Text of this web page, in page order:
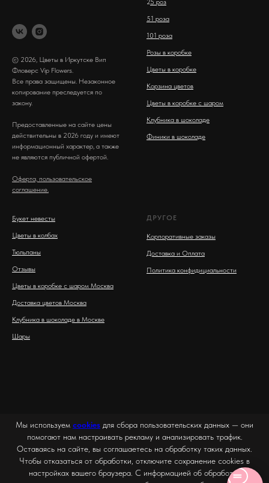
© 2026, Цветы в Иркутске Вип
Фловерс Vip Flowers.
Все права защищены. Незаконное
копирование преследуется по
закону.
Предоставленные на сайте цены
действительны в 2026 году и имеют
информационный характер, а также
не являются публичной офертой.
Оферта, пользовательское
соглашение.
25 роз
51 роза
101 роза
Розы в коробке
Цветы в коробке
Корзина цветов
Цветы в коробке с шаром
Клубника в шоколаде
Финики в шоколаде
Букет невесты
Цветы в колбах
Тюльпаны
Отзывы
Цветы в коробке с шаром Москва
Доставка цветов Москва
Клубника в шоколаде в Москве
Шары
ДРУГОЕ
Корпоративные заказы
Доставка и Оплата
Политика конфидициальности
Мы используем cookies для сбора пользовательских данных — они
помогают нам настраивать рекламу и анализировать трафик.
Оставаясь на сайте, вы соглашаетесь на обработку таких данных.
Чтобы отказаться от обработки, отключите сохранение cookies в
настройках вашего браузера. С информацией об обработке